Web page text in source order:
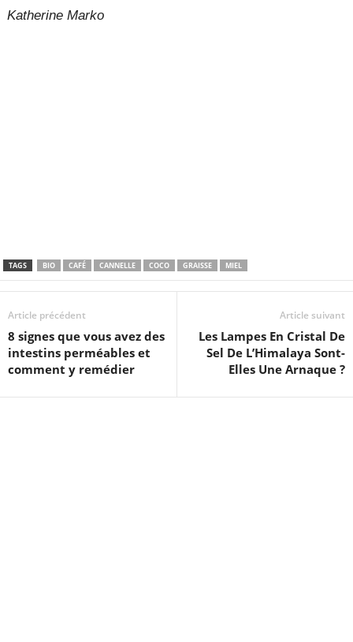
Katherine Marko
TAGS BIO CAFÉ CANNELLE COCO GRAISSE MIEL
Article précédent
8 signes que vous avez des
intestins perméables et
comment y remédier
Article suivant
Les Lampes En Cristal De
Sel De L’Himalaya Sont-
Elles Une Arnaque ?